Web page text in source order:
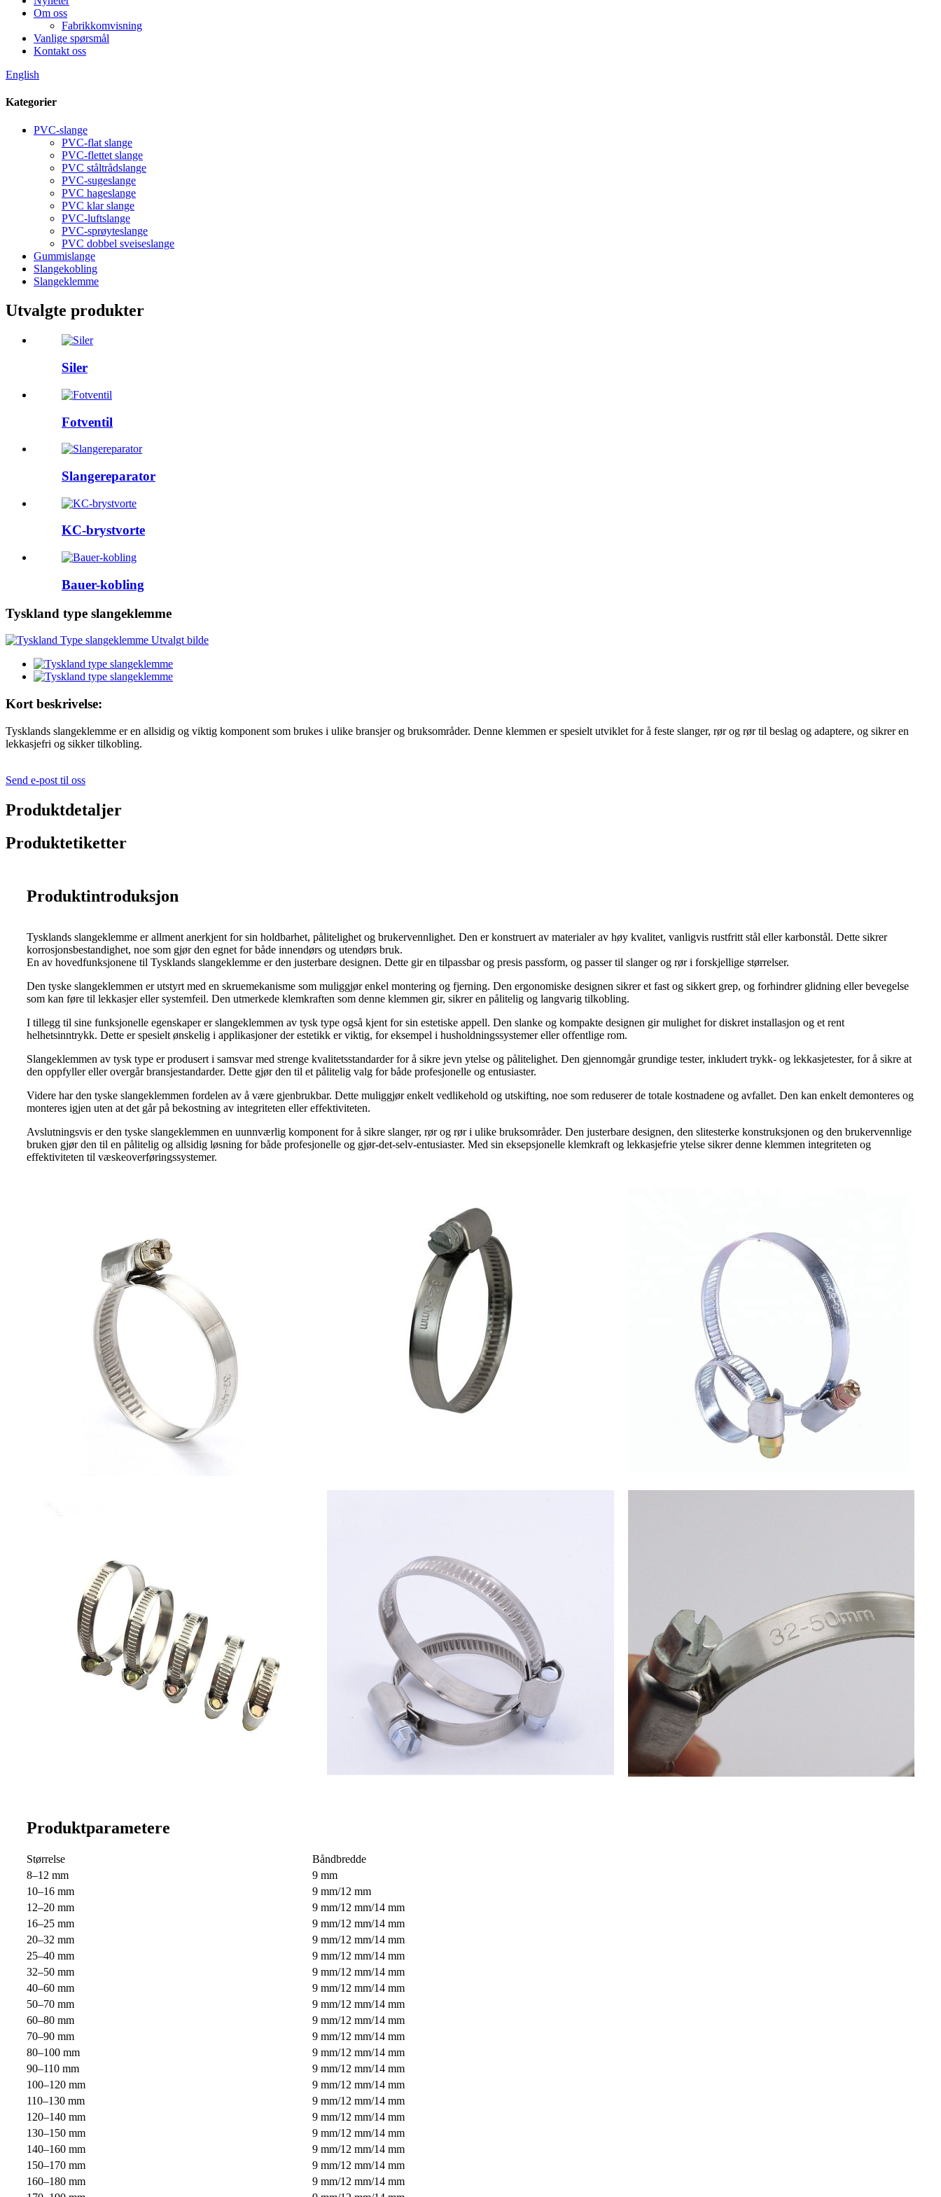
Om oss
Fabrikkomvisning
Vanlige spørsmål
Kontakt oss
English
Kategorier
PVC-slange
PVC-flat slange
PVC-flettet slange
PVC ståltrådslange
PVC-sugeslange
PVC hageslange
PVC klar slange
PVC-luftslange
PVC-sprøyteslange
PVC dobbel sveiseslange
Gummislange
Slangekobling
Slangeklemme
Utvalgte produkter
Siler
Fotventil
Slangereparator
KC-brystvorte
Bauer-kobling
Tyskland type slangeklemme
Kort beskrivelse:
Tysklands slangeklemme er en allsidig og viktig komponent som brukes i ulike bransjer og bruksområder. Denne klemmen er spesielt utviklet for å feste slanger, rør og rør til beslag og adaptere, og sikrer en
lekkasjefri og sikker tilkobling.
Send e-post til oss
Produktdetaljer
Produktetiketter
Produktintroduksjon
Tysklands slangeklemme er allment anerkjent for sin holdbarhet, pålitelighet og brukervennlighet. Den er konstruert av materialer av høy kvalitet, vanligvis rustfritt stål eller karbonstål. Dette sikrer
korrosjonsbestandighet, noe som gjør den egnet for både innendørs og utendørs bruk.
En av hovedfunksjonene til Tysklands slangeklemme er den justerbare designen. Dette gir en tilpassbar og presis passform, og passer til slanger og rør i forskjellige størrelser.
Den tyske slangeklemmen er utstyrt med en skruemekanisme som muliggjør enkel montering og fjerning. Den ergonomiske designen sikrer et fast og sikkert grep, og forhindrer glidning eller bevegelse
som kan føre til lekkasjer eller systemfeil. Den utmerkede klemkraften som denne klemmen gir, sikrer en pålitelig og langvarig tilkobling.
I tillegg til sine funksjonelle egenskaper er slangeklemmen av tysk type også kjent for sin estetiske appell. Den slanke og kompakte designen gir mulighet for diskret installasjon og et rent
helhetsinntrykk. Dette er spesielt ønskelig i applikasjoner der estetikk er viktig, for eksempel i husholdningssystemer eller offentlige rom.
Slangeklemmen av tysk type er produsert i samsvar med strenge kvalitetsstandarder for å sikre jevn ytelse og pålitelighet. Den gjennomgår grundige tester, inkludert trykk- og lekkasjetester, for å sikre at
den oppfyller eller overgår bransjestandarder. Dette gjør den til et pålitelig valg for både profesjonelle og entusiaster.
Videre har den tyske slangeklemmen fordelen av å være gjenbrukbar. Dette muliggjør enkelt vedlikehold og utskifting, noe som reduserer de totale kostnadene og avfallet. Den kan enkelt demonteres og
monteres igjen uten at det går på bekostning av integriteten eller effektiviteten.
Avslutningsvis er den tyske slangeklemmen en uunnværlig komponent for å sikre slanger, rør og rør i ulike bruksområder. Den justerbare designen, den slitesterke konstruksjonen og den brukervennlige
bruken gjør den til en pålitelig og allsidig løsning for både profesjonelle og gjør-det-selv-entusiaster. Med sin eksepsjonelle klemkraft og lekkasjefrie ytelse sikrer denne klemmen integriteten og
effektiviteten til væskeoverføringssystemer.
Produktparametere
Størrelse
Båndbredde
8–12 mm
9 mm
10–16 mm
9 mm/12 mm
12–20 mm
9 mm/12 mm/14 mm
16–25 mm
9 mm/12 mm/14 mm
20–32 mm
9 mm/12 mm/14 mm
25–40 mm
9 mm/12 mm/14 mm
32–50 mm
9 mm/12 mm/14 mm
40–60 mm
9 mm/12 mm/14 mm
50–70 mm
9 mm/12 mm/14 mm
60–80 mm
9 mm/12 mm/14 mm
70–90 mm
9 mm/12 mm/14 mm
80–100 mm
9 mm/12 mm/14 mm
90–110 mm
9 mm/12 mm/14 mm
100–120 mm
9 mm/12 mm/14 mm
110–130 mm
9 mm/12 mm/14 mm
120–140 mm
9 mm/12 mm/14 mm
130–150 mm
9 mm/12 mm/14 mm
140–160 mm
9 mm/12 mm/14 mm
150–170 mm
9 mm/12 mm/14 mm
160–180 mm
9 mm/12 mm/14 mm